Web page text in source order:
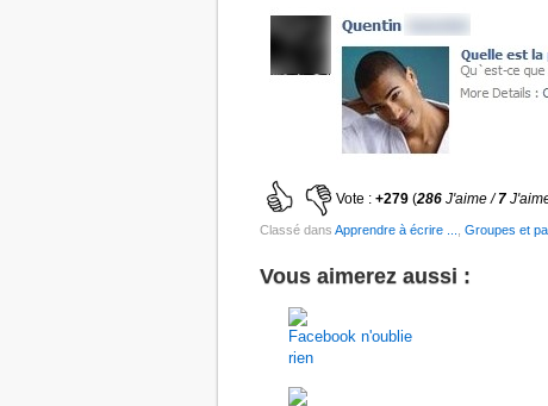
Vote : +279 (286 J'aime /7
Classé dans Apprendre à écrire ... Groupes et
Vous aimerez aussi :
Facebook n'oublie
rien